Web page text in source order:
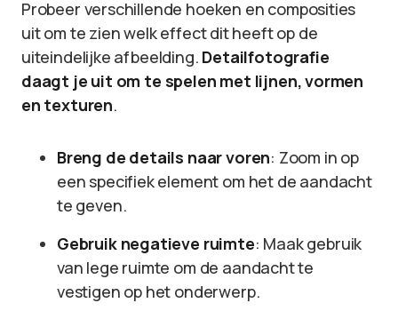
Probeer verschillende hoeken en composities
uit om te zien welk effect dit heeft op de
uiteindelijke afbeelding. Detailfotografie
daagt je uit om te spelen met lijnen, vormen
en texturen.
Breng de details naar voren: Zoom in op
een specifiek element om het de aandacht
te geven.
Gebruik negatieve ruimte: Maak gebruik
van lege ruimte om de aandacht te
vestigen op het onderwerp.